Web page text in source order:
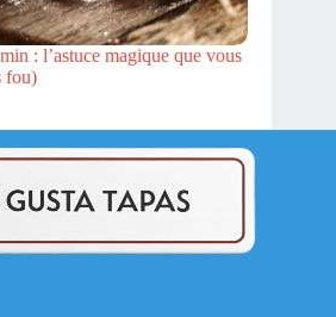
: l’astuce magique que vous
fou)